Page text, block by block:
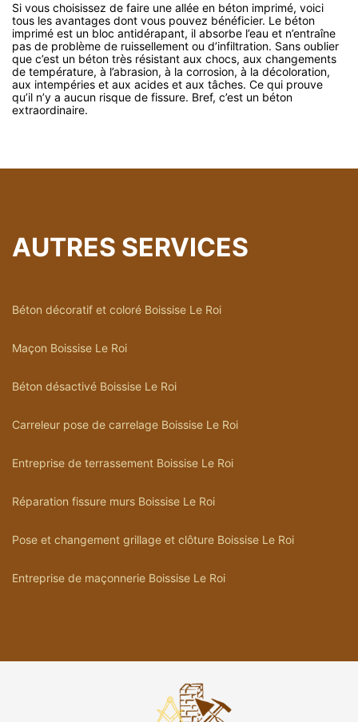
Si vous choisissez de faire une allée en béton imprimé, voici
tous les avantages dont vous pouvez bénéficier. Le béton
imprimé est un bloc antidérapant, il absorbe l’eau et n’entraîne
pas de problème de ruissellement ou d’infiltration. Sans oublier
que c’est un béton très résistant aux chocs, aux changements
de température, à l’abrasion, à la corrosion, à la décoloration,
aux intempéries et aux acides et aux tâches. Ce qui prouve
qu’il n’y a aucun risque de fissure. Bref, c’est un béton
extraordinaire.
AUTRES SERVICES
Béton décoratif et coloré Boissise Le Roi
Maçon Boissise Le Roi
Béton désactivé Boissise Le Roi
Carreleur pose de carrelage Boissise Le Roi
Entreprise de terrassement Boissise Le Roi
Réparation fissure murs Boissise Le Roi
Pose et changement grillage et clôture Boissise Le Roi
Entreprise de maçonnerie Boissise Le Roi